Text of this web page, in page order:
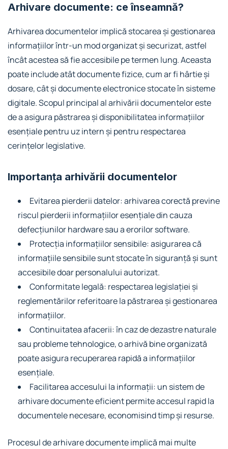
Arhivare documente: ce înseamnă?
Arhivarea documentelor implică stocarea și gestionarea
informațiilor într-un mod organizat și securizat, astfel
încât acestea să fie accesibile pe termen lung. Aceasta
poate include atât documente fizice, cum ar fi hârtie și
dosare, cât și documente electronice stocate în sisteme
digitale. Scopul principal al arhivării documentelor este
de a asigura păstrarea și disponibilitatea informațiilor
esențiale pentru uz intern și pentru respectarea
cerințelor legislative.
Importanța arhivării documentelor
Evitarea pierderii datelor: arhivarea corectă previne
riscul pierderii informațiilor esențiale din cauza
defecțiunilor hardware sau a erorilor software.
Protecția informațiilor sensibile: asigurarea că
informațiile sensibile sunt stocate în siguranță și sunt
accesibile doar personalului autorizat.
Conformitate legală: respectarea legislației și
reglementărilor referitoare la păstrarea și gestionarea
informațiilor.
Continuitatea afacerii: în caz de dezastre naturale
sau probleme tehnologice, o arhivă bine organizată
poate asigura recuperarea rapidă a informațiilor
esențiale.
Facilitarea accesului la informații: un sistem de
arhivare documente eficient permite accesul rapid la
documentele necesare, economisind timp și resurse.
Procesul de arhivare documente implică mai multe